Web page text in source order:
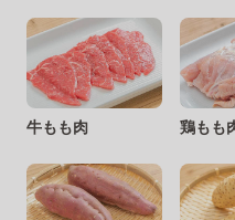
牛もも肉 鶏もも